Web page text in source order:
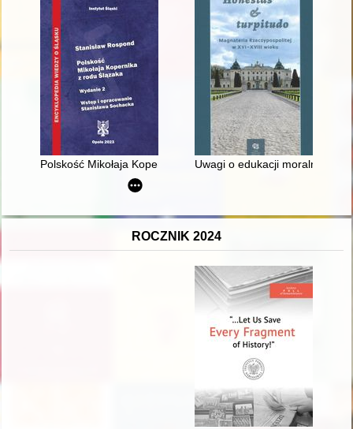
Polskość Mikołaja Kopernika z rodu ŚlązakaUwagi o edukacji moralnej
ROCZNIK 2024